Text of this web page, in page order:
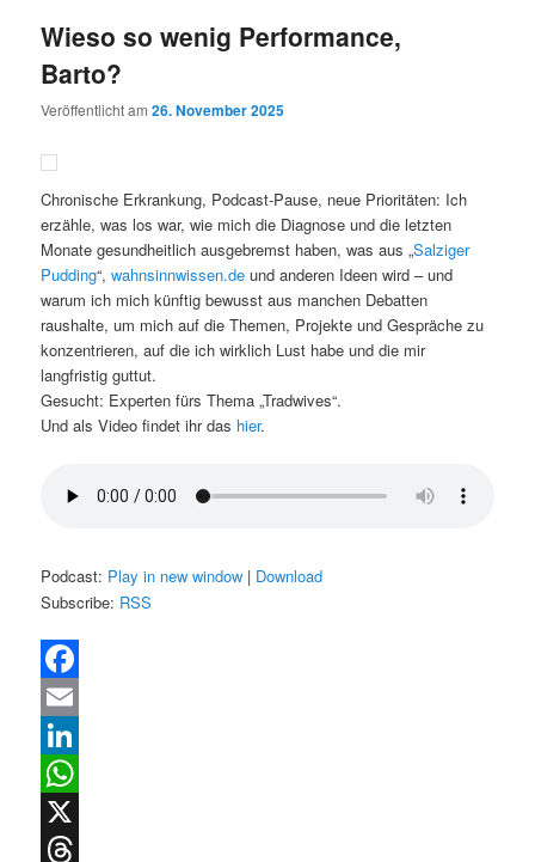
Wieso so wenig Performance,
Barto?
Veröffentlicht am26. November 2025
Chronische Erkrankung, Podcast-Pause, neue Prioritäten: Ich
erzähle, was los war, wie mich die Diagnose und die letzten
Monate gesundheitlich ausgebremst haben, was aus „Salziger
Pudding“,wahnsinnwissen.de und anderen Ideen wird – und
warum ich mich künftig bewusst aus manchen Debatten
raushalte, um mich auf die Themen, Projekte und Gespräche zu
konzentrieren, auf die ich wirklich Lust habe und die mir
langfristig guttut.
Gesucht: Experten fürs Thema „Tradwives“.
Und als Video findet ihr das hier.
Podcast: Play in new window | Download
Subscribe: RSS
Facebook
Email
LinkedIn
WhatsApp
X